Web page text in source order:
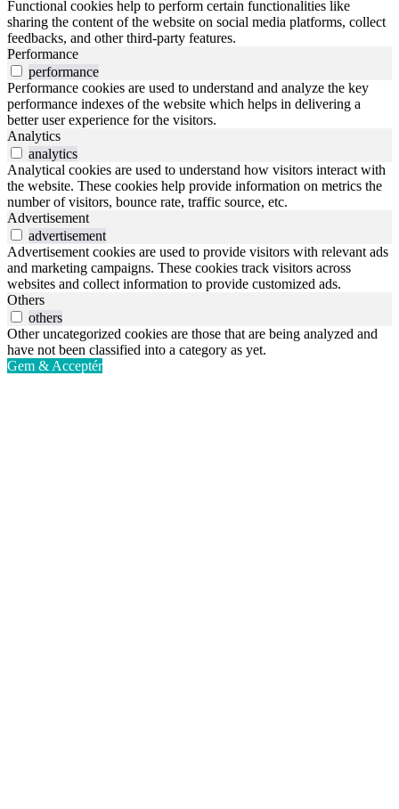
Functional cookies help to perform certain functionalities like
sharing the content of the website on social media platforms, collect
feedbacks, and other third-party features.
Performance
performance
Performance cookies are used to understand and analyze the key
performance indexes of the website which helps in delivering a
better user experience for the visitors.
Analytics
analytics
Analytical cookies are used to understand how visitors interact with
the website. These cookies help provide information on metrics the
number of visitors, bounce rate, traffic source, etc.
Advertisement
advertisement
Advertisement cookies are used to provide visitors with relevant ads
and marketing campaigns. These cookies track visitors across
websites and collect information to provide customized ads.
Others
others
Other uncategorized cookies are those that are being analyzed and
have not been classified into a category as yet.
Gem & Acceptér